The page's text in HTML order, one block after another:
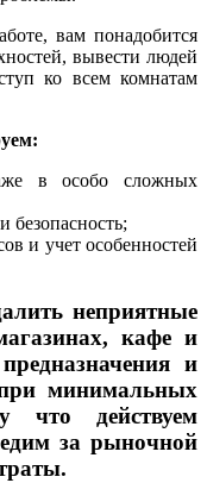
вам понадобится
вывести людей
ко всем комнатам
в особо сложных
безопасность;
и учет особенностей
неприятные
кафе и
и
минимальных
что действуем
за рыночной